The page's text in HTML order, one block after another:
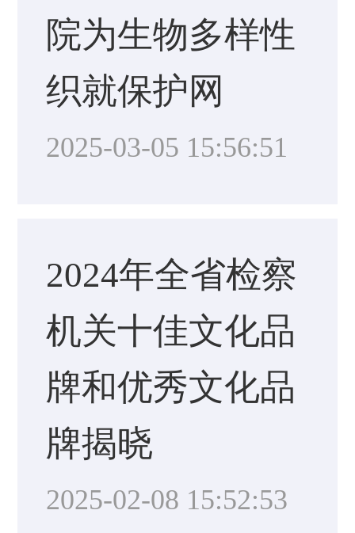
院为生物多样性
织就保护网
2025-03-05 15:56:51
2024年全省检察
机关十佳文化品
牌和优秀文化品
牌揭晓
2025-02-08 15:52:53